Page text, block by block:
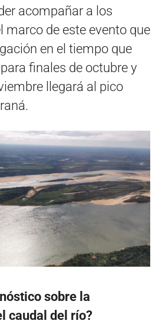
acompañar a los
marco de este evento que
en el tiempo que
finales de octubre y
llegará al pico
sobre la
caudal del río?